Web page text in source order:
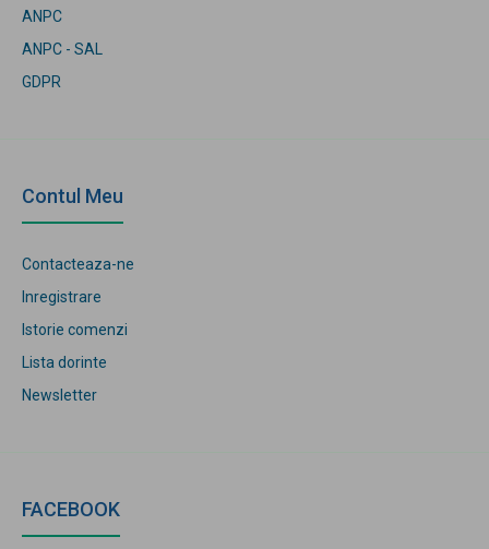
ANPC
ANPC - SAL
GDPR
Contul Meu
Contacteaza-ne
Inregistrare
Istorie comenzi
Lista dorinte
Newsletter
FACEBOOK